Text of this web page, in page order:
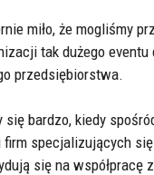
miło, że mogliśmy
tak dużego eventu
przedsiębiorstwa.
się bardzo, kiedy
firm specjalizujących
się na współpracę